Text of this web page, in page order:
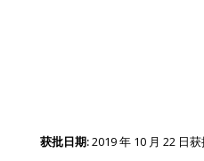
获批日期:2019 年 10 月 22 日